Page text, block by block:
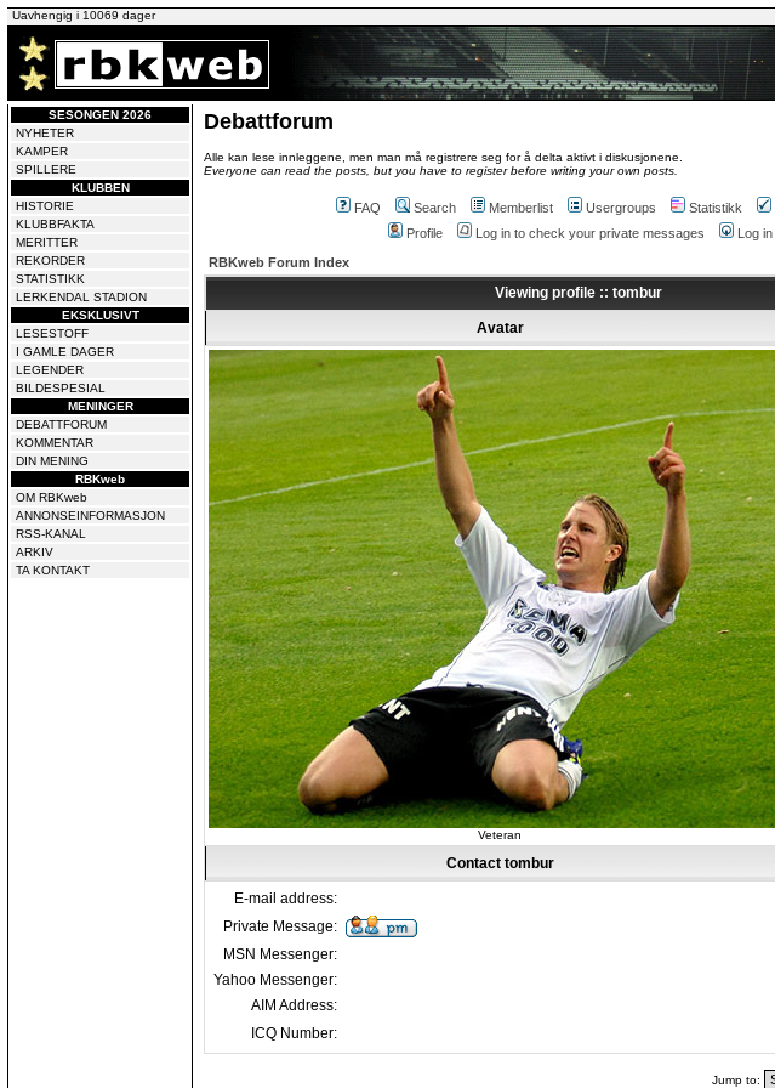
Uavhengig i 10069 dager
SESONGEN 2026
NYHETER
KAMPER
SPILLERE
KLUBBEN
HISTORIE
KLUBBFAKTA
MERITTER
REKORDER
STATISTIKK
LERKENDAL STADION
EKSKLUSIVT
LESESTOFF
I GAMLE DAGER
LEGENDER
BILDESPESIAL
MENINGER
DEBATTFORUM
KOMMENTAR
DIN MENING
RBKweb
OM RBKweb
ANNONSEINFORMASJON
RSS-KANAL
ARKIV
TA KONTAKT
Debattforum
Alle kan lese innleggene, men man må registrere seg for å delta aktivt i diskusjonene.
Everyone can read the posts, but you have to register before writing your own posts.
FAQ Search Memberlist Usergroups Statistikk
Profile
Log in to check your private messages
Log in
RBKweb Forum Index
Viewing profile :: tombur
Avatar
Veteran
Contact tombur
E-mail address:
Private Message:
MSN Messenger:
Yahoo Messenger:
AIM Address:
ICQ Number:
Jump to: